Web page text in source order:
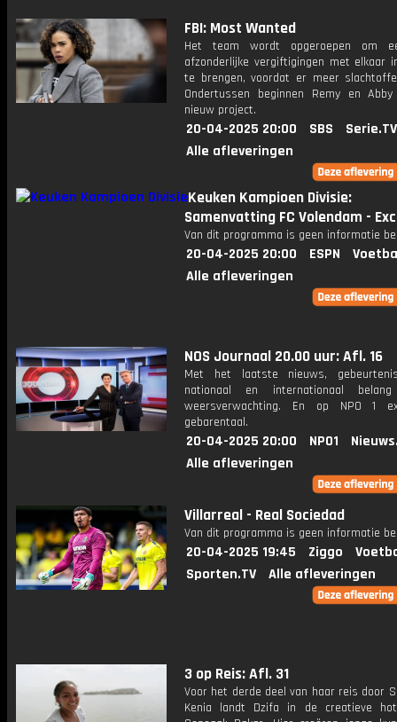
FBI: Most Wanted
Het team wordt opgeroepen om
afzonderlijke vergiftigingen met elkaar
te brengen, voordat er meer
Ondertussen beginnen Remy en
nieuw project.
20-04-2025 20:00 SBS
Serie.TV
Alle afleveringen
Keuken Kampioen Divisie:
Samenvatting FC Volendam -
Van dit programma is geen informatie
20-04-2025 20:00 ESPN
Alle afleveringen
NOS Journaal 20.00 uur: Afl. 16
Met het laatste nieuws,
nationaal en internationaal
weersverwachting. En op NPO 1
gebarentaal.
20-04-2025 20:00 NPO1
Alle afleveringen
Villarreal - Real Sociedad
Van dit programma is geen informatie
20-04-2025 19:45 Ziggo
Sporten.TV
Alle afleveringen
3 op Reis: Afl. 31
Voor het derde deel van haar reis door
Kenia landt Dzifa in de creatieve